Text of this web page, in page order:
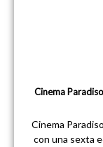
Cinema
Cinema
con una sexta